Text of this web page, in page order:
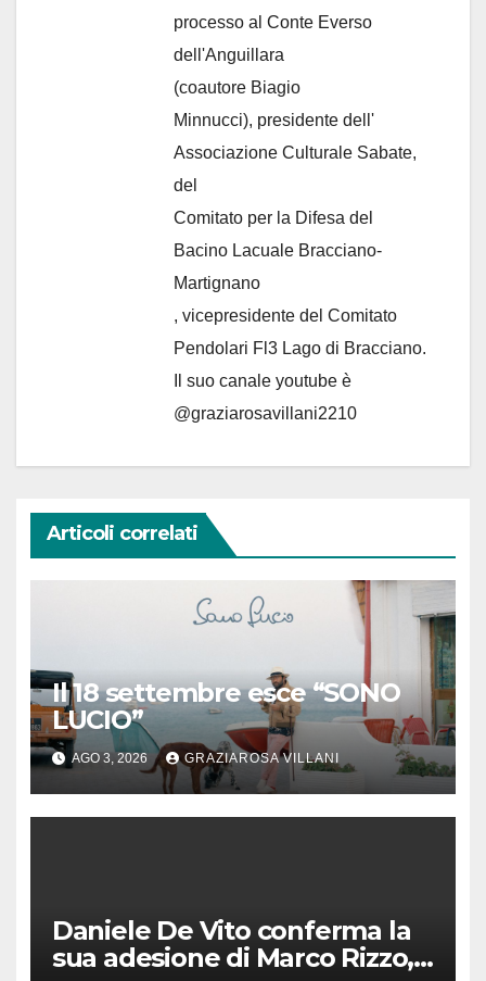
processo al Conte Everso
dell'Anguillara
(coautore Biagio
Minnucci), presidente dell'
Associazione Culturale Sabate,
del
Comitato per la Difesa del
Bacino Lacuale Bracciano-
Martignano
, vicepresidente del Comitato
Pendolari Fl3 Lago di Bracciano.
Il suo canale youtube è
@graziarosavillani2210
Articoli correlati
Il 18 settembre esce “SONO
LUCIO”
AGO 3, 2026 GRAZIAROSA VILLANI
Daniele De Vito conferma la
sua adesione di Marco Rizzo,